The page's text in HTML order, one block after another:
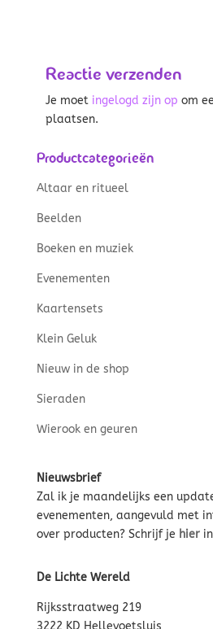
Reactie verzenden
Je moet ingelogd zijn op om
plaatsen.
Productcategorieën
Altaar en ritueel
Beelden
Boeken en muziek
Evenementen
Kaartensets
Klein Geluk
Nieuw in de shop
Sieraden
Wierook en geuren
Nieuwsbrief
Zal ik je maandelijks een
evenementen, aangevuld met
over producten? Schrijf je hier
De Lichte Wereld
Rijksstraatweg 219
3222 KD Hellevoetsluis